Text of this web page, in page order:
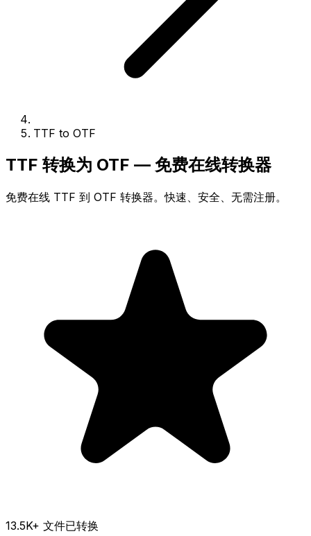
TTF to OTF
TTF 转换为 OTF — 免费在线转换器
免费在线 TTF 到 OTF 转换器。快速、安全、无需注册。
13.5K+ 文件已转换